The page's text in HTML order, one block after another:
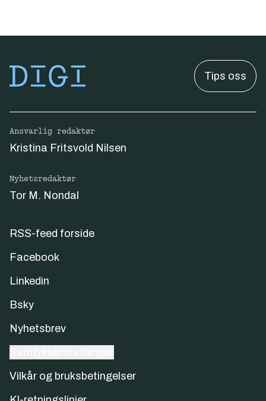
Tips oss
Ansvarlig redaktør
Kristina Fritsvold Nilsen
Nyhetsredaktør
Tor M. Nondal
RSS-feed forside
Facebook
Linkedin
Bsky
Nyhetsbrev
Vilkår og bruksbetingelser